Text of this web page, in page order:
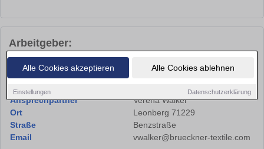
Alle Cookies akzeptieren Alle Cookies ablehnen
Einstellungen Datenschutzerklärung
Arbeitgeber:
GmbH & Co. KG
Ansprechpartner
Verena Walker
Ort
Leonberg 71229
Straße
Benzstraße
Email
vwalker@brueckner-textile.com